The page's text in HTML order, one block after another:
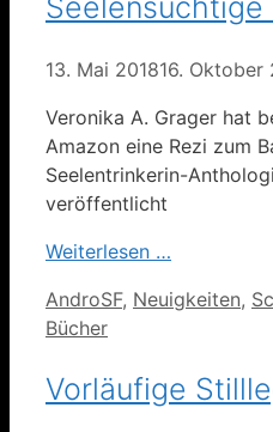
Seelensüchtige
13. Mai 201816. Oktober
Veronika A. Grager hat
Amazon eine Rezi zum
Seelentrinkerin-
veröffentlicht
Weiterlesen …
Kategorien
AndroSF, Neuigkeiten,
Bücher
Vorläufige